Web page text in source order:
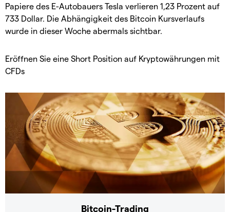
Papiere des E-Autobauers Tesla verlieren 1,23 Prozent auf
733 Dollar. Die Abhängigkeit des Bitcoin Kursverlaufs
wurde in dieser Woche abermals sichtbar.
Eröffnen Sie eine Short Position auf Kryptowährungen mit
CFDs
Bitcoin-Trading